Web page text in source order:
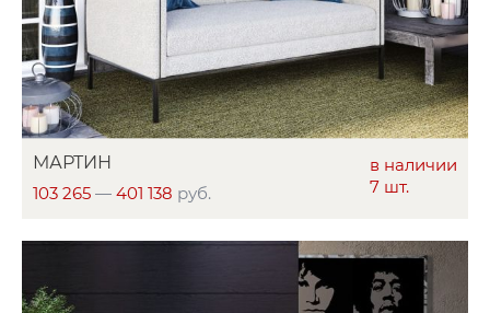
в наличии
7 шт.
МАРТИН
103 265 — 401 138 руб.